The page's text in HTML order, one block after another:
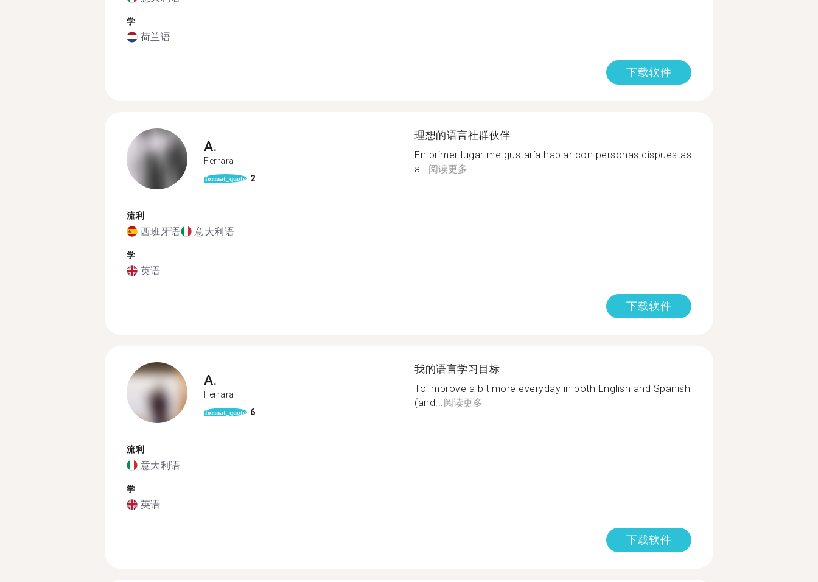
学
荷兰语
下载软件
A.
Ferrara
format_quote 2
流利
西班牙语 意大利语
学
英语
理想的语言社群伙伴
En primer lugar me gustaría hablar con personas dispuestas
a...阅读更多
下载软件
A.
Ferrara
format_quote 6
流利
意大利语
学
英语
我的语言学习目标
To improve a bit more everyday in both English and Spanish
(and...阅读更多
下载软件